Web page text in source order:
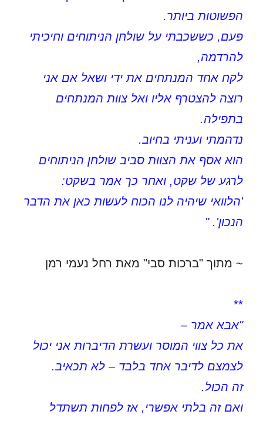
הפשוטות ביותר.
פעם, כששכבתי על שולחן הניתוחים וחיכיתי
להרדמה,
לקח אחד המנתחים את ידי ושאל אם אני
רוצה להצטרף אליו ואל צוות המנתחים
בתפילה.
נדהמתי ועניתי בחיוב.
הוא אסף את הצוות סביב שולחן הניתוחים
לרגע של שקט, ואחר כך אמר בשקט:
'הלוואי שיהיה לנו הכוח לעשות כאן את הדבר
הנכון'. "
~ מתוך "ברכות סבי" מאת רחל נעמי רמן
**
"אבא אמר –
את כל צווי המוסר ועשרת הדיברות אני יכול
לצמצם לדיבר אחד בלבד – לא תכאיב.
זה הכול.
ואם זה בלתי אפשרי, אז לפחות תשתדל